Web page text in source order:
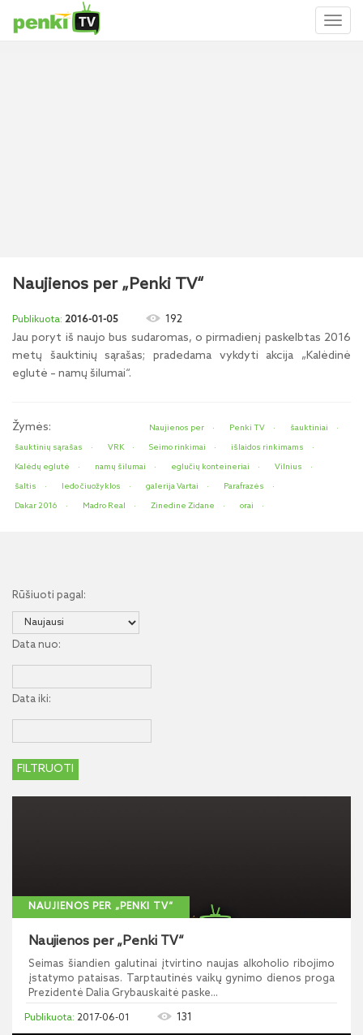
Naujienos per „Penki TV“
2016-01-05 192
Jau poryt iš naujo bus sudaromas, o pirmadienį paskelbtas 2016
metų šauktinių sąrašas; pradedama vykdyti akcija „Kalėdinė
eglutė – namų šilumai“.
Žymės: Naujienos per Penki TV
šauktiniai
šauktinių sąrašas
VRK Seimo rinkimai
išlaidos rinkimams
Kalėdų eglutė
namų šilumai eglučių konteineriai
Vilnius
šaltis
ledo čiuožyklos galerija Vartai
Parafrazės
Dakar 2016
Madro Real Zinedine Zidane orai
Rūšiuoti pagal:
Data nuo:
Data iki:
NAUJIENOS PER „PENKI TV“
Naujienos per „Penki TV“
Seimas šiandien galutinai įtvirtino naujas alkoholio ribojimo
įstatymo pataisas. Tarptautinės vaikų gynimo dienos proga
Prezidentė Dalia Grybauskaitė paske...
2017-06-01 131